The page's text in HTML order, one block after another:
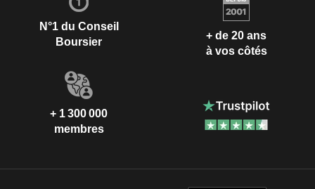
N°1 du Conseil
Boursier
+ de 20 ans
à vos côtés
+ 1 300 000
membres